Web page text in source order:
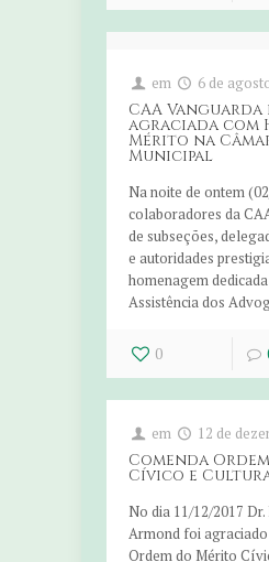
em 6 de
CAA Vanguarda
agraciada com
Mérito na
Municipal
Na noite de ontem
colaboradores da
de subseções,
e autoridades
homenagem
Assistência dos
0
em 12 de
Comenda
Cívico e
No dia 11/12/2017
Armond foi agraciado
Ordem do Mérito